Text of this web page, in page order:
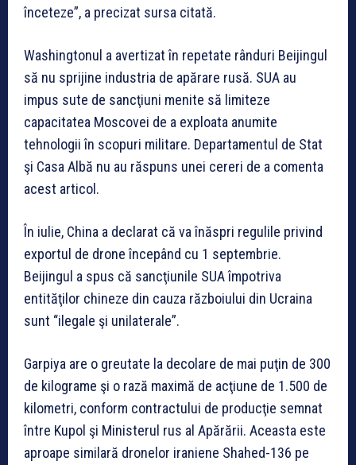
înceteze”, a precizat sursa citată.
Washingtonul a avertizat în repetate rânduri Beijingul
să nu sprijine industria de apărare rusă. SUA au
impus sute de sancţiuni menite să limiteze
capacitatea Moscovei de a exploata anumite
tehnologii în scopuri militare. Departamentul de Stat
şi Casa Albă nu au răspuns unei cereri de a comenta
acest articol.
În iulie, China a declarat că va înăspri regulile privind
exportul de drone începând cu 1 septembrie.
Beijingul a spus că sancţiunile SUA împotriva
entităţilor chineze din cauza războiului din Ucraina
sunt “ilegale şi unilaterale”.
Garpiya are o greutate la decolare de mai puţin de 300
de kilograme şi o rază maximă de acţiune de 1.500 de
kilometri, conform contractului de producţie semnat
între Kupol şi Ministerul rus al Apărării. Aceasta este
aproape similară dronelor iraniene Shahed-136 pe